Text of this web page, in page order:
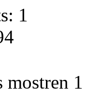
1
mostren